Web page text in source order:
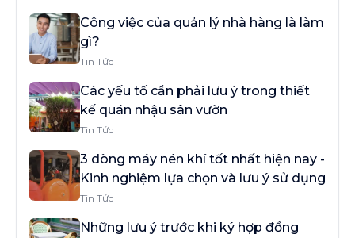
Công việc của quản lý nhà hàng là làm
gì?
Tin Tức
Các yếu tố cần phải lưu ý trong thiết
kế quán nhậu sân vườn
Tin Tức
3 dòng máy nén khí tốt nhất hiện nay -
Kinh nghiệm lựa chọn và lưu ý sử dụng
Tin Tức
Những lưu ý trước khi ký hợp đồng